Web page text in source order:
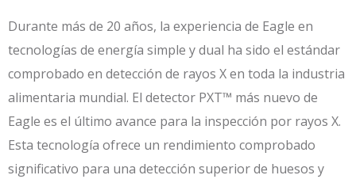
Durante más de 20 años, la experiencia de Eagle en
tecnologías de energía simple y dual ha sido el estándar
comprobado en detección de rayos X en toda la industria
alimentaria mundial. El detector PXT™ más nuevo de
Eagle es el último avance para la inspección por rayos X.
Esta tecnología ofrece un rendimiento comprobado
significativo para una detección superior de huesos y